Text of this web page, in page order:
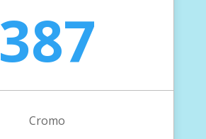
387
Cromo